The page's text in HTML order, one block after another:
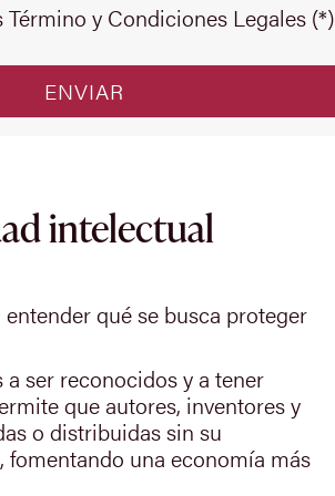
y Condiciones Legales (*)
intelectual
qué se busca proteger
ser reconocidos y a tener
que autores, inventores y
o distribuidas sin su
una economía más